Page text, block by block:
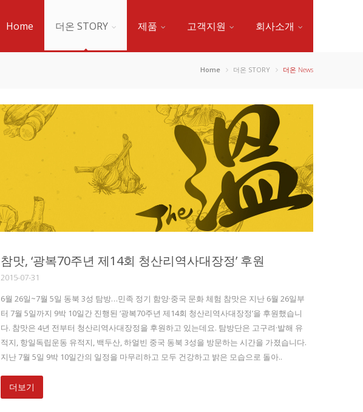
Home 더온 STORY 제품 고객지원 회사소개
Home 더온 STORY 더온 News
참맛, ‘광복70주년 제14회 청산리역사대장정’ 후원
2015-07-31
6월 26일~7월 5일 동북 3성 탐방…민족 정기 함양·중국 문화 체험 참맛은 지난 6월 26일부
터 7월 5일까지 9박 10일간 진행된 ‘광복70주년 제14회 청산리역사대장정’을 후원했습니
다. 참맛은 4년 전부터 청산리역사대장정을 후원하고 있는데요. 탐방단은 고구려·발해 유
적지, 항일독립운동 유적지, 백두산, 하얼빈 중국 동북 3성을 방문하는 시간을 가졌습니다.
지난 7월 5일 9박 10일간의 일정을 마무리하고 모두 건강하고 밝은 모습으로 돌아..
더보기